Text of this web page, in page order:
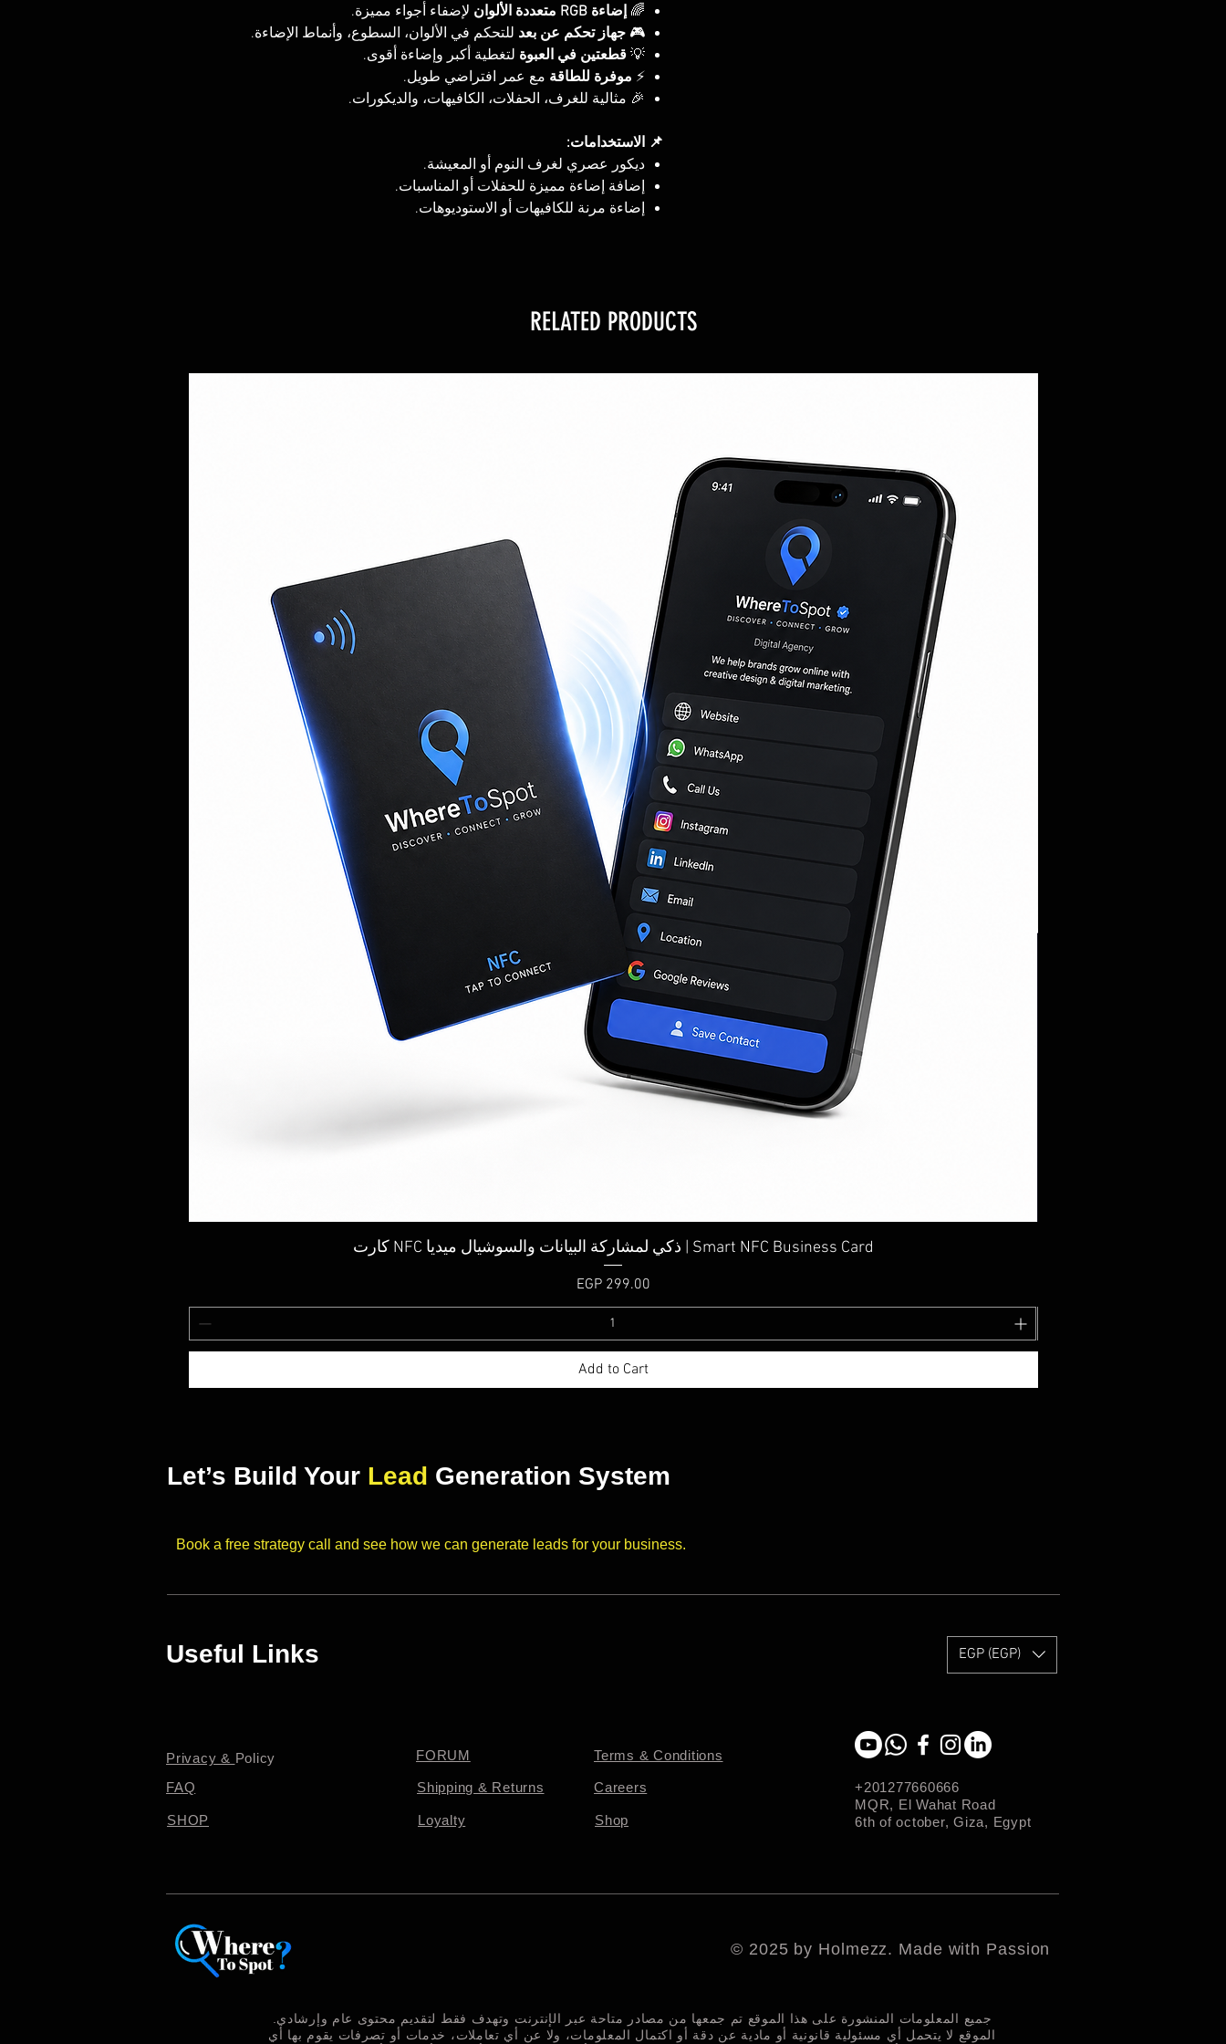
🌈إضاءة RGB متعددة الألوان
لإضفاء أجواء مميزة.
🎮 جهاز تحكم عن بعد للتحكم في الألوان، السطوع، وأنماط الإضاءة.
💡 قطعتين في العبوة لتغطية أكبر وإضاءة أقوى.
⚡ موفرة للطاقة مع عمر افتراضي طويل.
🎉 مثالية للغرف، الحفلات، الكافيهات، والديكورات.
📌 الاستخدامات:
ديكور عصري لغرف النوم أو المعيشة.
إضافة إضاءة مميزة للحفلات أو المناسبات.
إضاءة مرنة للكافيهات أو الاستوديوهات.
RELATED PRODUCTS
Quick View كارت NFC ذكي لمشاركة البيانات والسوشيال ميديا | Smart NFC Business Card
Price
EGP 299.00
Add to Cart
Let’s Build Your Lead Generation System
Book a free strategy call and see how we can generate leads for your business.
Useful Links
Privacy & Policy
FAQ
SHOP
FORUM
Shipping & Returns
Loyalty
Terms & Conditions
Careers
Shop
EGP (EGP)
+201277660666
MQR, El Wahat Road
6th of october, Giza, Egypt
© 2025 by Holmezz. Made with Passion
جميع المعلومات المنشورة على هذا الموقع تم جمعها من مصادر متاحة عبر الإنترنت وتهدف فقط لتقديم محتوى عام وإرشادي.
الموقع لا يتحمل أي مسئولية قانونية أو مادية عن دقة أو اكتمال المعلومات، ولا عن أي تعاملات، خدمات أو تصرفات يقوم بها أي